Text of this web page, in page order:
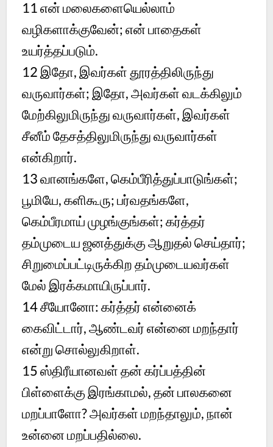
11 என் மலைகளையெல்லாம்
வழிகளாக்குவேன்; என் பாதைகள்
உயர்த்தப்படும்.
12 இதோ, இவர்கள் தூரத்திலிருந்து
வருவார்கள்; இதோ, அவர்கள் வடக்கிலும்
மேற்கிலுமிருந்து வருவார்கள், இவர்கள்
சீனீம் தேசத்திலுமிருந்து வருவார்கள்
என்கிறார்.
13 வானங்களே, கெம்பீரித்துப்பாடுங்கள்;
பூமியே, களிகூரு; பர்வதங்களே,
கெம்பீரமாய் முழங்குங்கள்; கர்த்தர்
தம்முடைய ஜனத்துக்கு ஆறுதல் செய்தார்;
சிறுமைப்பட்டிருக்கிற தம்முடையவர்கள்
மேல் இரக்கமாயிருப்பார்.
14 சீயோனோ: கர்த்தர் என்னைக்
கைவிட்டார், ஆண்டவர் என்னை மறந்தார்
என்று சொல்லுகிறாள்.
15 ஸ்திரீயானவள் தன் கர்ப்பத்தின்
பிள்ளைக்கு இரங்காமல், தன் பாலகனை
மறப்பாளோ? அவர்கள் மறந்தாலும், நான்
உன்னை மறப்பதில்லை.